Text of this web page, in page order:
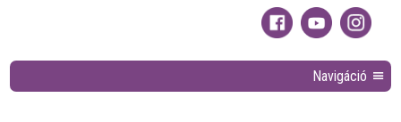
Navigáció